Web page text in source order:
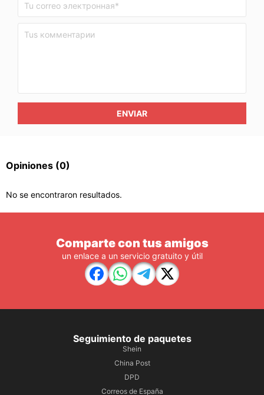
ENVIAR
Opiniones (0)
No se encontraron resultados.
Comparte con tus amigos
un enlace a un servicio gratuito y útil
Seguimiento de paquetes
Shein
China Post
DPD
Correos de España